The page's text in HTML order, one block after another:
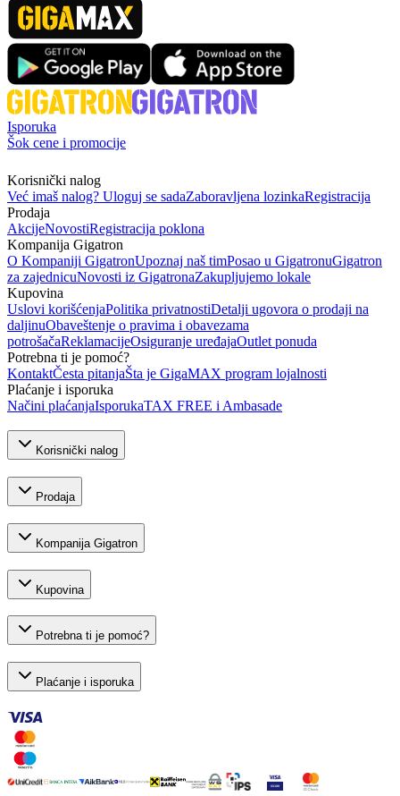
Isporuka
Šok cene i promocije
Korisnički nalog
Već imaš nalog? Uloguj se sadaZaboravljena lozinkaRegistracija
Prodaja
AkcijeNovostiRegistracija poklona
Kompanija Gigatron
O Kompaniji GigatronUpoznaj naš timPosao u GigatronuGigatron
za zajednicuNovosti iz GigatronaZakupljujemo lokale
Kupovina
Uslovi korišćenjaPolitika privatnostiDetalji ugovora o prodaji na
daljinuObaveštenje o pravima i obavezama
potrošačaReklamacijeOsiguranje uređajaOutlet ponuda
Potrebna ti je pomoć?
KontaktČesta pitanjaŠta je GigaMAX program lojalnosti
Plaćanje i isporuka
Načini plaćanjaIsporukaTAX FREE i Ambasade
Korisnički nalog
Prodaja
Kompanija Gigatron
Kupovina
Potrebna ti je pomoć?
Plaćanje i isporuka